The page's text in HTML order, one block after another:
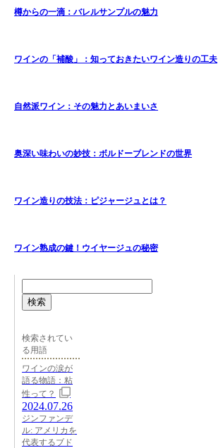
樽からの一滴：バレルサンプルの魅力
ワインの「補酸」：知っておきたいワイン造りの工夫
自然派ワイン：その魅力とあいまいさ
奥深い味わいの妙技：ボルドーブレンドの世界
ワイン造りの技法：ピジャージュとは？
ワイン熟成の鍵！ウイヤージュの秘密
検索
検索されてい
る用語
ワインの涙が
語る物語：粘
性って？
2024.07.26
ジンファンデ
ル: アメリカを
代表するブド